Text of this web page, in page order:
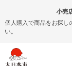
小売
個人購入で商品をお探し
い。